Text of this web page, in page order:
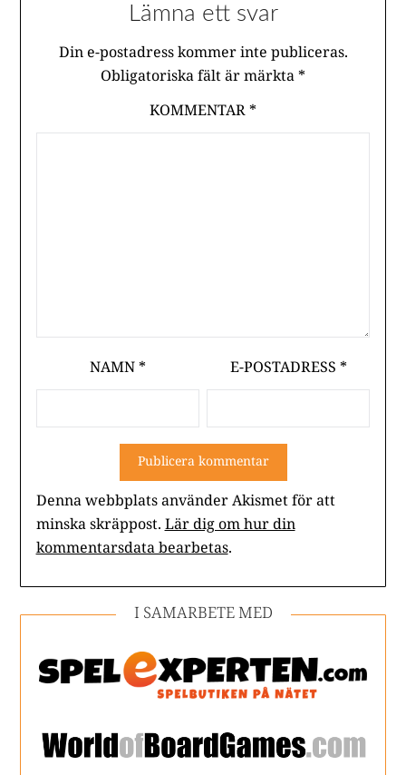
Lämna ett svar
Din e-postadress kommer inte publiceras.
Obligatoriska fält är märkta*
KOMMENTAR*
NAMN* E-POSTADRESS *
Denna webbplats använder Akismet för att
minska skräppost.Lär dig om hur din
kommentarsdata bearbetas.
I SAMARBETE MED